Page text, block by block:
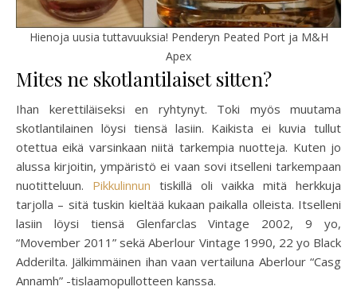
Hienoja uusia tuttavuuksia! Penderyn Peated Port ja M&H
Apex
Mites ne skotlantilaiset sitten?
Ihan kerettiläiseksi en ryhtynyt. Toki myös muutama
skotlantilainen löysi tiensä lasiin. Kaikista ei kuvia tullut
otettua eikä varsinkaan niitä tarkempia nuotteja. Kuten jo
alussa kirjoitin, ympäristö ei vaan sovi itselleni tarkempaan
nuotitteluun. Pikkulinnun tiskillä oli vaikka mitä herkkuja
tarjolla – sitä tuskin kieltää kukaan paikalla olleista. Itselleni
lasiin löysi tiensä Glenfarclas Vintage 2002, 9 yo,
“Movember 2011” sekä Aberlour Vintage 1990, 22 yo Black
Adderilta. Jälkimmäinen ihan vaan vertailuna Aberlour “Casg
Annamh” -tislaamopullotteen kanssa.